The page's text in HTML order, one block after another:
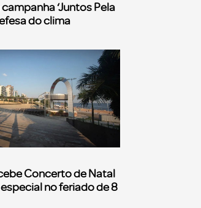
‘Juntos Pela
do clima
Concerto de Natal
no feriado de 8